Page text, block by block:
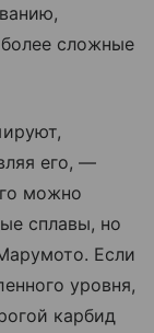
сложные
его, —
можно
сплавы, но
Если
уровня,
карбид